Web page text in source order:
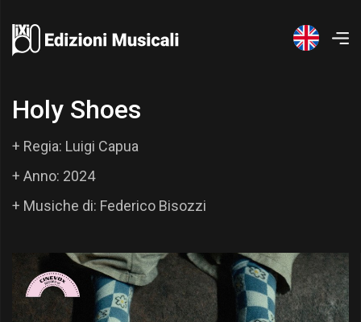
Holy Shoes
+ Regia: Luigi Capua
+ Anno: 2024
+ Musiche di: Federico Bisozzi